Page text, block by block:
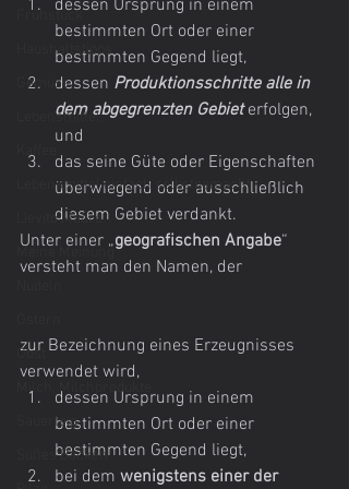
Frühstück
Haushaltstipps
Gemüse
Lebensmittel
Kaffee
Lebensmittel einfach selbstgemacht
Lievito Madre
Meine Meinung
Obst
Milch, Milchprodukte
Sauerteig
Süßes Backen
dessen Ursprung in einem
bestimmten Ort oder einer
bestimmten Gegend liegt,
dessen Produktionsschritte alle in
dem abgegrenzten Gebiet erfolgen,
und
das seine Güte oder Eigenschaften
überwiegend oder ausschließlich
diesem Gebiet verdankt.
Unter einer „geografischen Angabe“
versteht man den Namen, der
zur Bezeichnung eines Erzeugnisses
verwendet wird,
dessen Ursprung in einem
bestimmten Ort oder einer
bestimmten Gegend liegt,
bei dem wenigstens einer der